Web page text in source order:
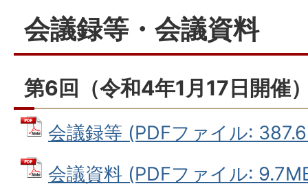
会議録等・会議資料
第6回（令和4年1月17日開催
会議録等 (PDFファイル:
会議資料 (PDFファイル: